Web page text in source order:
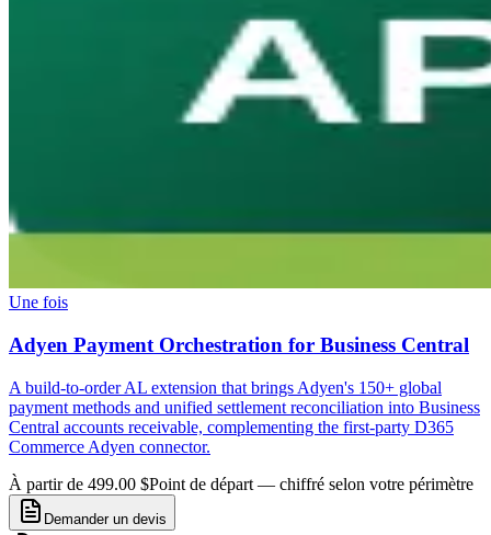
Une fois
Adyen Payment Orchestration for Business Central
A build-to-order AL extension that brings Adyen's 150+ global
payment methods and unified settlement reconciliation into Business
Central accounts receivable, complementing the first-party D365
Commerce Adyen connector.
À partir de 499.00 $Point de départ — chiffré selon votre périmètre
Demander un devis